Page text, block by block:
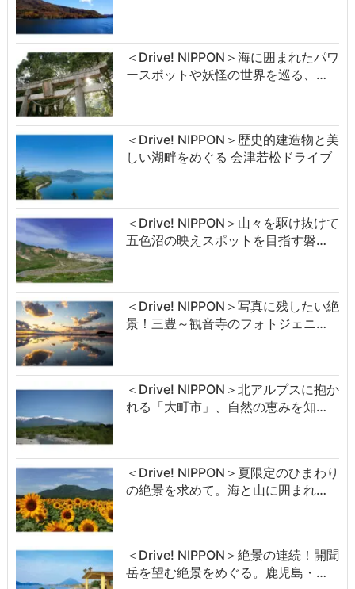
＜Drive! NIPPON＞海に囲まれたパワ
ースポットや妖怪の世界を巡る、…
＜Drive! NIPPON＞歴史的建造物と美
しい湖畔をめぐる 会津若松ドライブ
＜Drive! NIPPON＞山々を駆け抜けて
五色沼の映えスポットを目指す磐…
＜Drive! NIPPON＞写真に残したい絶
景！三豊～観音寺のフォトジェニ…
＜Drive! NIPPON＞北アルプスに抱か
れる「大町市」、自然の恵みを知…
＜Drive! NIPPON＞夏限定のひまわり
の絶景を求めて。海と山に囲まれ…
＜Drive! NIPPON＞絶景の連続！開聞
岳を望む絶景をめぐる。鹿児島・…